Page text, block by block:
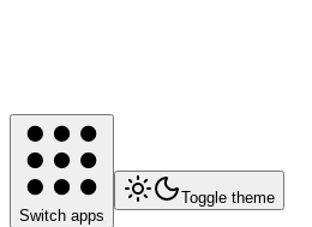
Switch apps
Toggle theme